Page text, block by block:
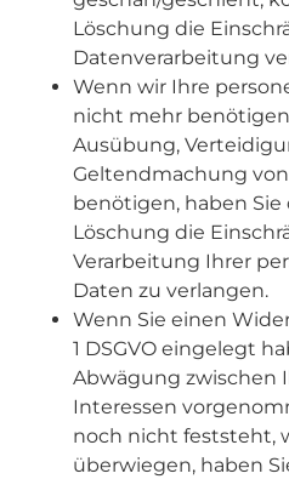
Löschung die
Datenverarbeitung
Wenn wir Ihre
nicht mehr
Ausübung,
Geltendmachung
benötigen, haben
Löschung die
Verarbeitung Ihrer
Daten zu verlangen.
Wenn Sie einen
1 DSGVO eingelegt
Abwägung zwischen
Interessen
noch nicht feststeht,
überwiegen, haben